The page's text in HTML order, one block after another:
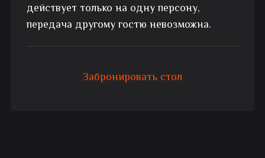
действует только на одну персону,
передача другому гостю невозможна.
Забронировать стол